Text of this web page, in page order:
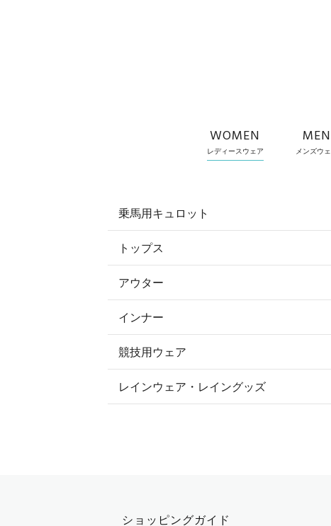
WOMEN
レディースウェア
MEN
メンズウ
乗馬用キュロット
すべてのキュロット
フルグリップ・尻革 キュロット
ニーグリップ・膝革 キュロット
トップス
すべてのトップス
ポロシャツ
カットソー・Tシャツ・タンクトップ
アウター
すべてのアウター
コート
ジャケット・ブルゾン
インナー
競技用ウェア
すべての競技用ウェア
レインウェア・レイングッズ
ショッピングガイド